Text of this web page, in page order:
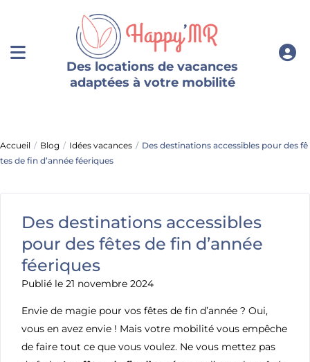
Des locations de vacances
adaptées à votre mobilité
Accueil Blog Idées vacances
Des destinations accessibles pour des fê
tes de fin d’année féeriques
Des destinations accessibles
pour des fêtes de fin d’année
féeriques
Publié le 21 novembre 2024
Envie de magie pour vos fêtes de fin d’année ? Oui,
vous en avez envie ! Mais votre mobilité vous empêche
de faire tout ce que vous voulez. Ne vous mettez pas